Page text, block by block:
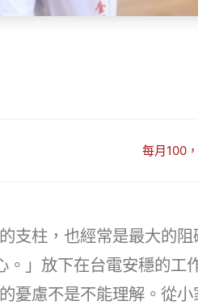
每月100
支柱，也經常是最大的
」放下在台電安穩的工
憂慮不是不能理解。從